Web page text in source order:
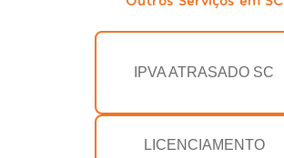
IPVA ATRASADO SC
LICENCIAMENTO